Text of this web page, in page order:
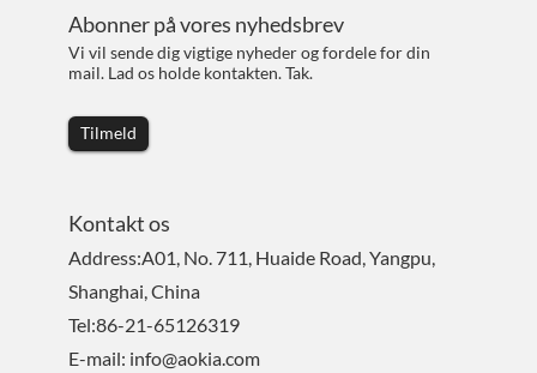
Abonner på vores nyhedsbrev
Vi vil sende dig vigtige nyheder og fordele for din
mail. Lad os holde kontakten. Tak.
Tilmeld
Kontakt os
Address:A01, No. 711, Huaide Road, Yangpu,
Shanghai, China
Tel:86-21-65126319
E-mail: info@aokia.com